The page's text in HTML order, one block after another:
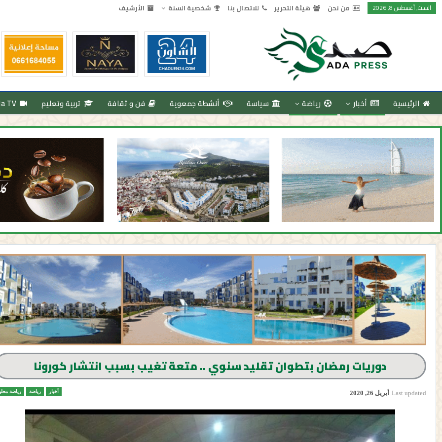
السبت, أغسطس 8, 2026 من نحن هيئة التحرير للاتصال بنا شخصية السنة الأرشيف
الرئيسية أخبار رياضة سياسة أنشطة جمعوية فن و ثقافة تربية وتعليم TV
دوريات رمضان بتطوان تقليد سنوي .. متعة تغيب بسبب انتشار كورونا
أخبار رياضة رياضة Last updated أبريل 26, 2020